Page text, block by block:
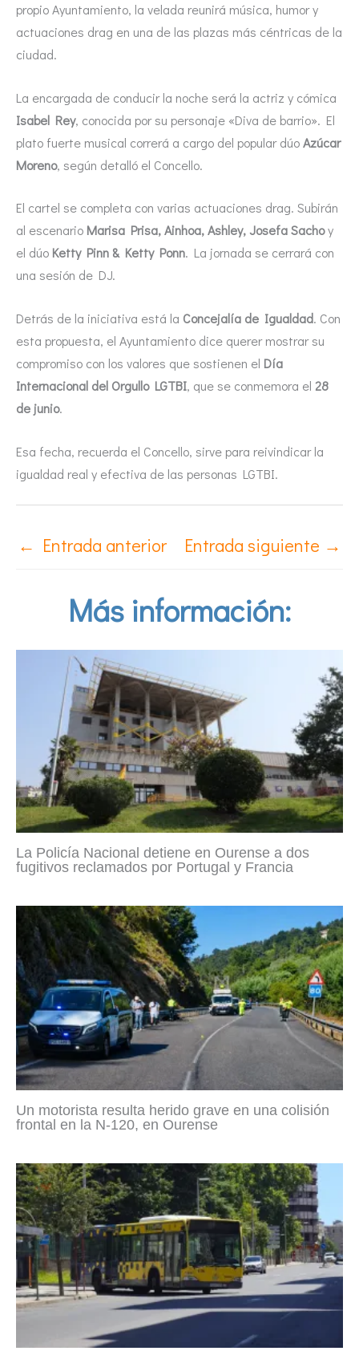
propio Ayuntamiento, la velada reunirá música, humor y
actuaciones drag en una de las plazas más céntricas de la
ciudad.
La encargada de conducir la noche será la actriz y cómica
Isabel Rey, conocida por su personaje «Diva de barrio». El
plato fuerte musical correrá a cargo del popular dúoAzúcar
Moreno, según detalló el Concello.
El cartel se completa con varias actuaciones drag. Subirán
al escenario Marisa Prisa, Ainhoa, Ashley, Josefa Sachoy
el dúo Ketty Pinn & Ketty Ponn. La jornada se cerrará con
una sesión de DJ.
Detrás de la iniciativa está la Concejalía de Igualdad. Con
esta propuesta, el Ayuntamiento dice querer mostrar su
compromiso con los valores que sostienen el Día
Internacional del Orgullo LGTBI, que se conmemora el 28
de junio.
Esa fecha, recuerda el Concello, sirve para reivindicar la
igualdad real y efectiva de las personas LGTBI.
← Entrada anterior Entrada siguiente →
Más información:
La Policía Nacional detiene en Ourense a dos
fugitivos reclamados por Portugal y Francia
Un motorista resulta herido grave en una colisión
frontal en la N-120, en Ourense